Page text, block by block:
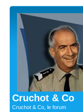
Cruchot & Co
Cruchot & Co, le forum